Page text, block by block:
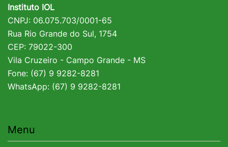
Instituto IOL
CNPJ: 06.075.703/0001-65
Rua Rio Grande do Sul, 1754
CEP: 79022-300
Vila Cruzeiro - Campo Grande - MS
Fone: (67) 9 9282-8281
WhatsApp: (67) 9 9282-8281
Menu